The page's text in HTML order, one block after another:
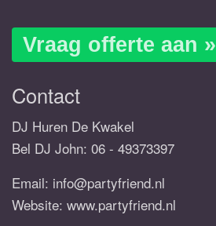
Vraag offerte aan »
Contact
DJ Huren De Kwakel
Bel DJ John: 06 - 49373397
Email: info@partyfriend.nl
Website: www.partyfriend.nl